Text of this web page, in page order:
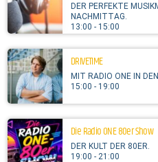
DER PERFEKTE
NACHMITTAG.
13:00 - 15:00
DRIVETIME
MIT RADIO ONE IN
15:00 - 19:00
Die Radio ONE 80er Show
DER KULT DER 80ER.
19:00 - 21:00